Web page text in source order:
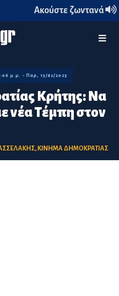
Ακούστε ζωντανά
Κρήτης: Να
νέα Τέμπη στον
μ.μ. - Παρ, 13/42/2025
, ΚΙΝΗΜΑ ΔΗΜΟΚΡΑΤΙΑΣ